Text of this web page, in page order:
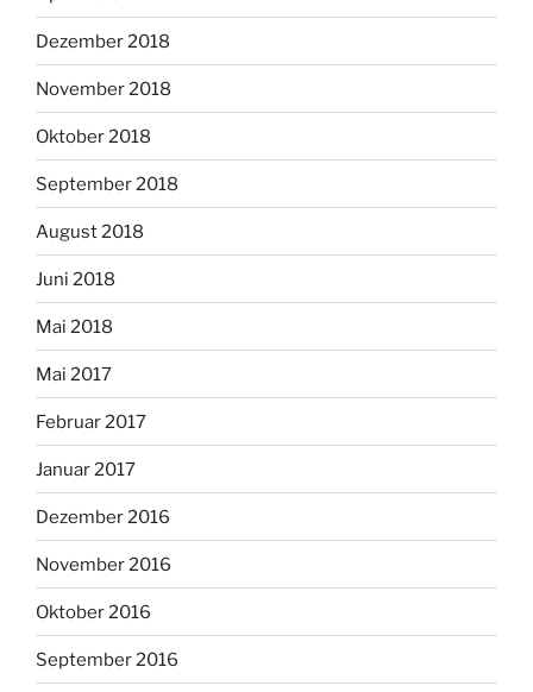
Dezember 2018
November 2018
Oktober 2018
September 2018
August 2018
Juni 2018
Mai 2018
Mai 2017
Februar 2017
Januar 2017
Dezember 2016
November 2016
Oktober 2016
September 2016